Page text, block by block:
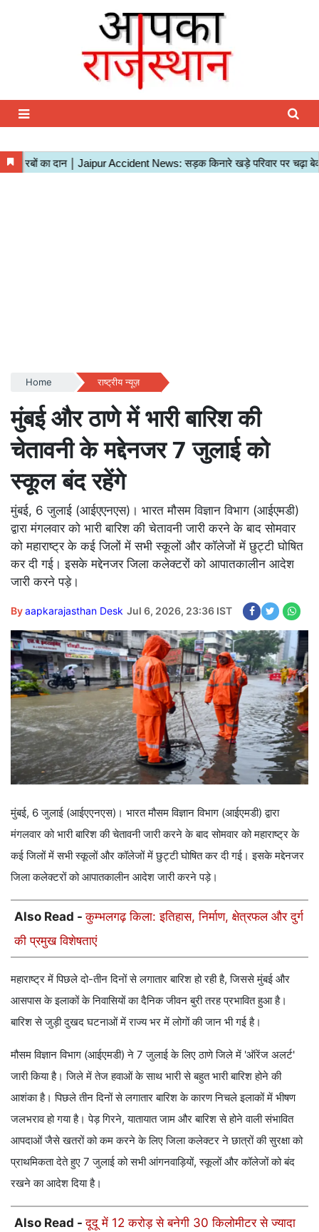
Home राष्ट्रीय न्यूज़
मुंबई और ठाणे में भारी बारिश की
चेतावनी के मद्देनजर 7 जुलाई को
स्कूल बंद रहेंगे
मुंबई, 6 जुलाई (आईएएनएस)। भारत मौसम विज्ञान विभाग (आईएमडी)
द्वारा मंगलवार को भारी बारिश की चेतावनी जारी करने के बाद सोमवार
को महाराष्ट्र के कई जिलों में सभी स्कूलों और कॉलेजों में छुट्टी घोषित
कर दी गई। इसके मद्देनजर जिला कलेक्टरों को आपातकालीन आदेश
जारी करने पड़े।
Byaapkarajasthan Desk Jul 6, 2026, 23:36 IST
मुंबई, 6 जुलाई (आईएएनएस)। भारत मौसम विज्ञान विभाग (आईएमडी) द्वारा
मंगलवार को भारी बारिश की चेतावनी जारी करने के बाद सोमवार को महाराष्ट्र के
कई जिलों में सभी स्कूलों और कॉलेजों में छुट्टी घोषित कर दी गई। इसके मद्देनजर
जिला कलेक्टरों को आपातकालीन आदेश जारी करने पड़े।
Also Read -कुम्भलगढ़ किला: इतिहास, निर्माण, क्षेत्रफल और दुर्ग
की प्रमुख विशेषताएं
महाराष्ट्र में पिछले दो-तीन दिनों से लगातार बारिश हो रही है, जिससे मुंबई और
आसपास के इलाकों के निवासियों का दैनिक जीवन बुरी तरह प्रभावित हुआ है।
बारिश से जुड़ी दुखद घटनाओं में राज्य भर में लोगों की जान भी गई है।
मौसम विज्ञान विभाग (आईएमडी) ने 7 जुलाई के लिए ठाणे जिले में 'ऑरेंज अलर्ट'
जारी किया है। जिले में तेज हवाओं के साथ भारी से बहुत भारी बारिश होने की
आशंका है। पिछले तीन दिनों से लगातार बारिश के कारण निचले इलाकों में भीषण
जलभराव हो गया है। पेड़ गिरने, यातायात जाम और बारिश से होने वाली संभावित
आपदाओं जैसे खतरों को कम करने के लिए जिला कलेक्टर ने छात्रों की सुरक्षा को
प्राथमिकता देते हुए 7 जुलाई को सभी आंगनवाड़ियों, स्कूलों और कॉलेजों को बंद
रखने का आदेश दिया है।
Also Read -दूदू में 12 करोड़ से बनेगी 30 किलोमीटर से ज्यादा